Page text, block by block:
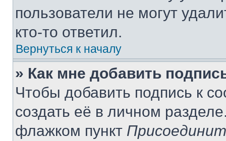
пользователи не могут
кто-то ответил.
Вернуться к началу
» Как мне добавить
Чтобы добавить подпись к
создать её в личном
флажком пункт